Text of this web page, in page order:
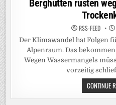
Berghütten rüsten
RSS-FEED
Der Klimawandel hat Folgen
Alpenraum. Das
Wegen Wassermangels
vorzeitig
CONTINUE